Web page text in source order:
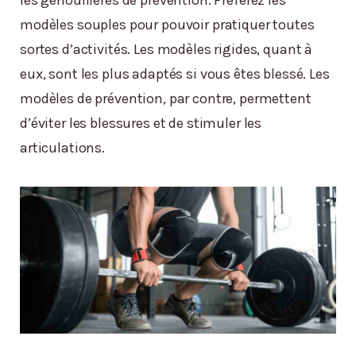
modèles souples pour pouvoir pratiquer toutes
sortes d’activités. Les modèles rigides, quant à
eux, sont les plus adaptés si vous êtes blessé. Les
modèles de prévention, par contre, permettent
d’éviter les blessures et de stimuler les
articulations.